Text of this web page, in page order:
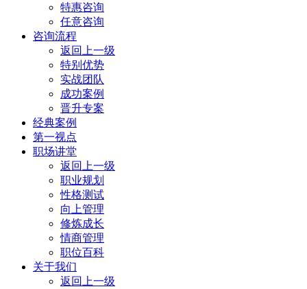
特惠咨询
任意咨询
咨询流程
返回上一级
特别优势
实战团队
成功案例
晋升专案
经典案例
第一视点
职场讲堂
返回上一级
职业规划
性格测试
向上管理
修炼成长
情商管理
职位百科
关于我们
返回上一级